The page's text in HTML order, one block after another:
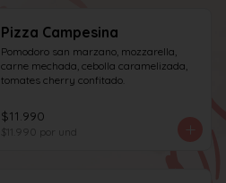
Pizza Campesina
Pomodoro san marzano, mozzarella,
carne mechada, cebolla caramelizada,
tomates cherry confitado.
$11.990
$11.990 por und